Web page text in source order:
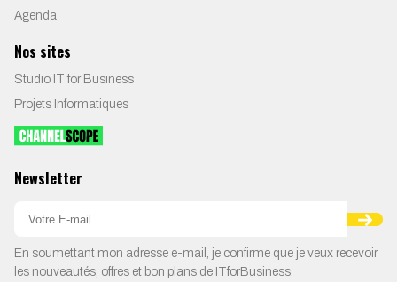
Agenda
Nos sites
Studio IT for Business
Projets Informatiques
Newsletter
En soumettant mon adresse e-mail, je confirme que je veux recevoir
les nouveautés, offres et bon plans de ITforBusiness.